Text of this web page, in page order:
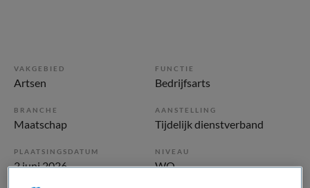
VAKGEBIED
Artsen
FUNCTIE
Bedrijfsarts
BRANCHE
Maatschap
AANSTELLING
Tijdelijk dienstverband
PLAATSINGSDATUM
2 juni 2026
NIVEAU
WO